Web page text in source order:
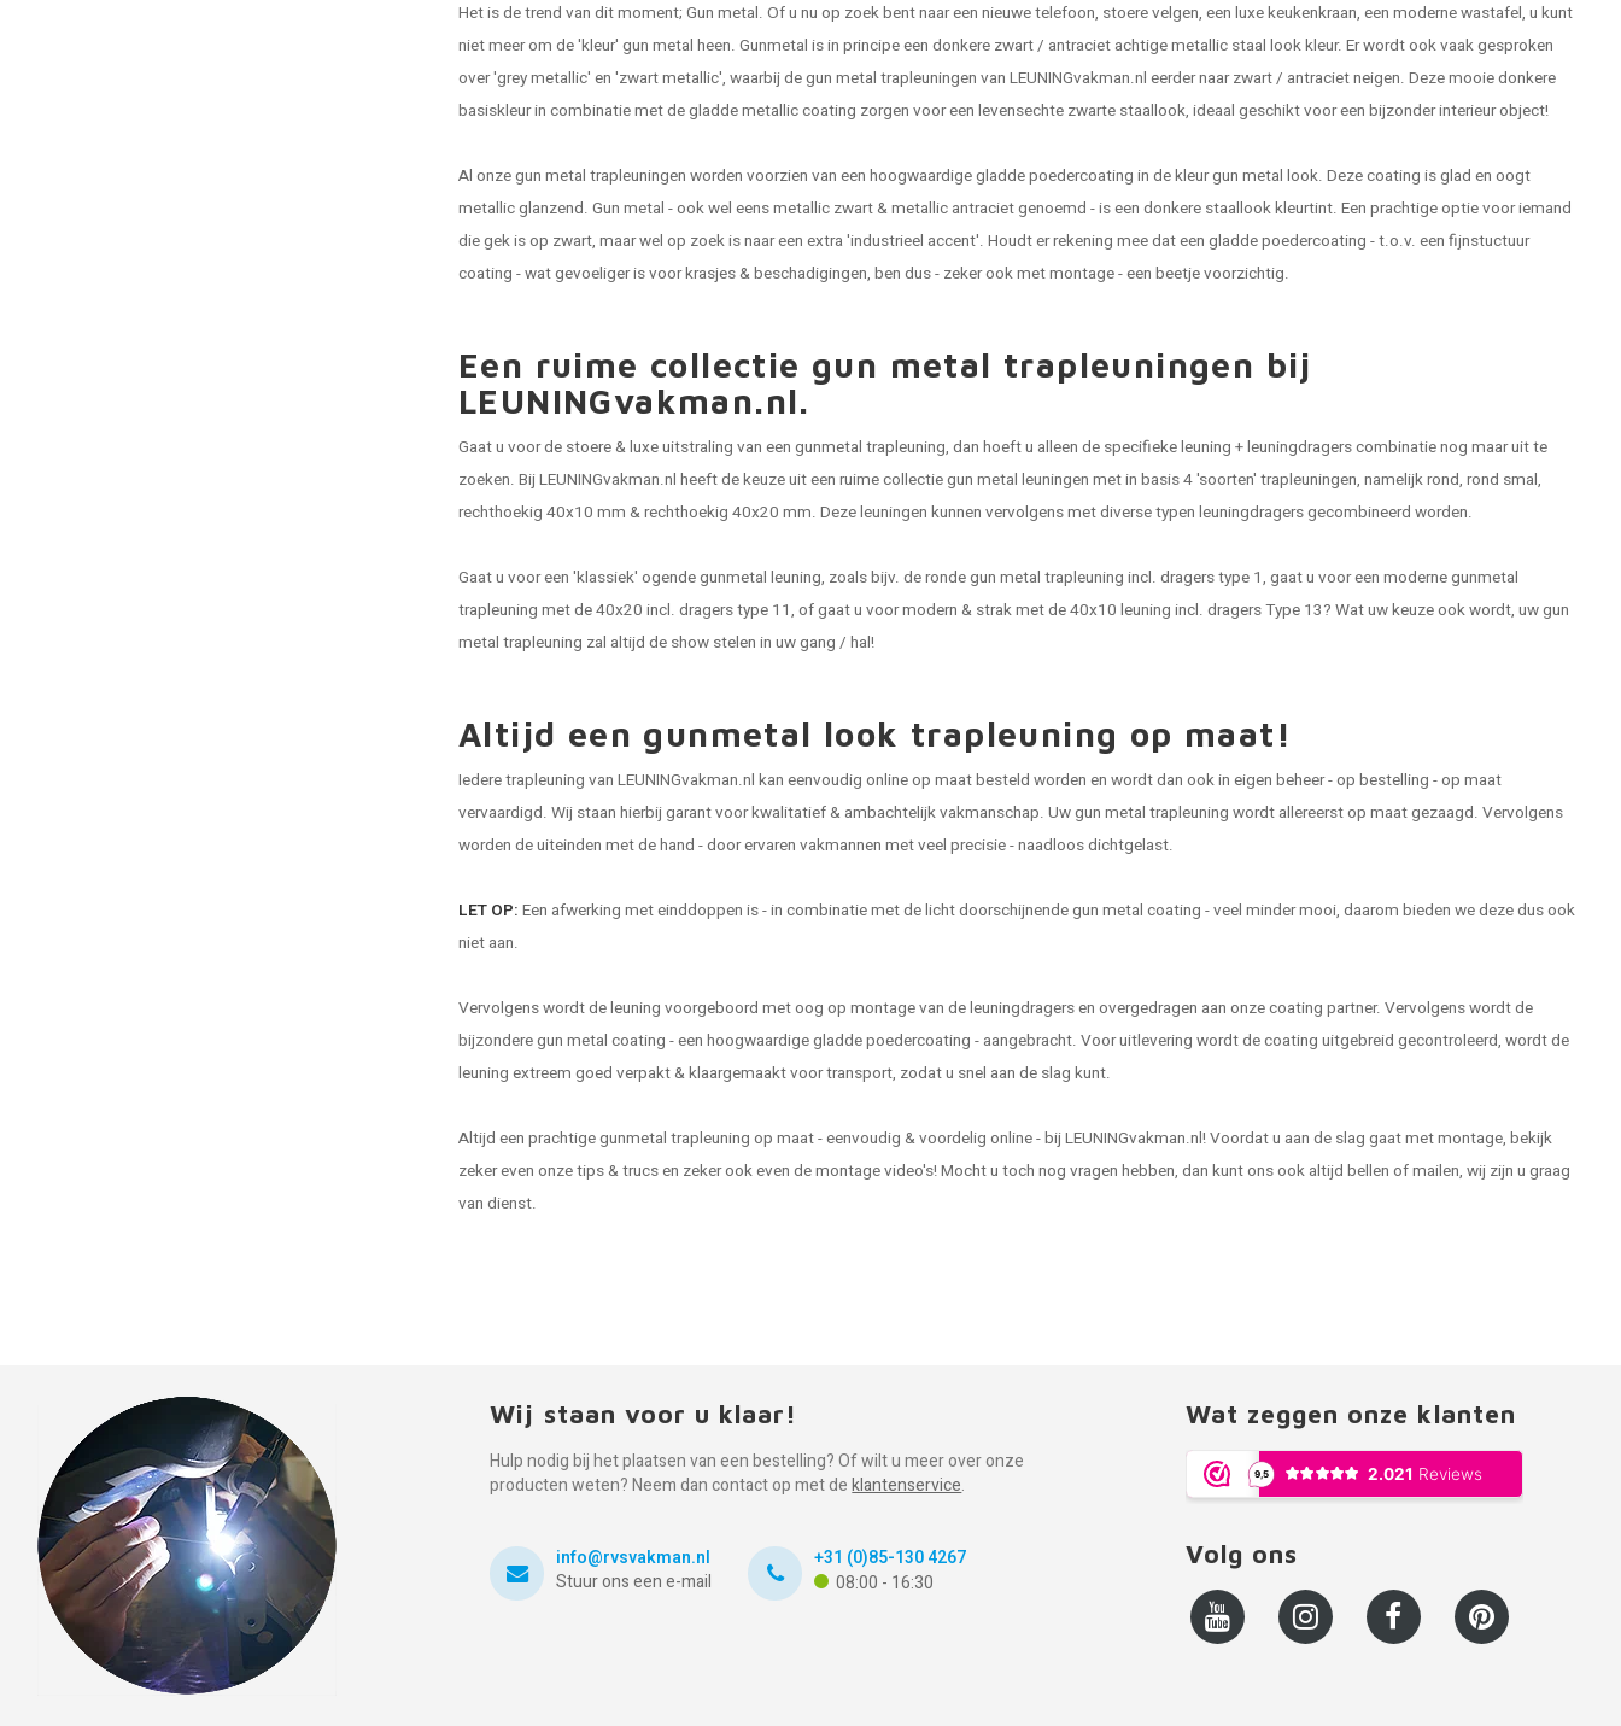
Het is de trend van dit moment; Gun metal. Of u nu op zoek bent naar een nieuwe telefoon, stoere velgen, een luxe keukenkraan, een moderne wastafel, u kunt
niet meer om de 'kleur' gun metal heen. Gunmetal is in principe een donkere zwart / antraciet achtige metallic staal look kleur. Er wordt ook vaak gesproken
over 'grey metallic' en 'zwart metallic', waarbij de gun metal trapleuningen van LEUNINGvakman.nl eerder naar zwart / antraciet neigen. Deze mooie donkere
basiskleur in combinatie met de gladde metallic coating zorgen voor een levensechte zwarte staallook, ideaal geschikt voor een bijzonder interieur object!
Al onze gun metal trapleuningen worden voorzien van een hoogwaardige gladde poedercoating in de kleur gun metal look. Deze coating is glad en oogt
metallic glanzend. Gun metal - ook wel eens metallic zwart & metallic antraciet genoemd - is een donkere staallook kleurtint. Een prachtige optie voor iemand
die gek is op zwart, maar wel op zoek is naar een extra 'industrieel accent'. Houdt er rekening mee dat een gladde poedercoating - t.o.v. een fijnstuctuur
coating - wat gevoeliger is voor krasjes & beschadigingen, ben dus - zeker ook met montage - een beetje voorzichtig.
Een ruime collectie gun metal trapleuningen bij
LEUNINGvakman.nl.
Gaat u voor de stoere & luxe uitstraling van een gunmetal trapleuning, dan hoeft u alleen de specifieke leuning + leuningdragers combinatie nog maar uit te
zoeken. Bij LEUNINGvakman.nl heeft de keuze uit een ruime collectie gun metal leuningen met in basis 4 'soorten' trapleuningen, namelijk rond, rond smal,
rechthoekig 40x10 mm & rechthoekig 40x20 mm. Deze leuningen kunnen vervolgens met diverse typen leuningdragers gecombineerd worden.
Gaat u voor een 'klassiek' ogende gunmetal leuning, zoals bijv. de ronde gun metal trapleuning incl. dragers type 1, gaat u voor een moderne gunmetal
trapleuning met de 40x20 incl. dragers type 11, of gaat u voor modern & strak met de 40x10 leuning incl. dragers Type 13? Wat uw keuze ook wordt, uw gun
metal trapleuning zal altijd de show stelen in uw gang / hal!
Altijd een gunmetal look trapleuning op maat!
Iedere trapleuning van LEUNINGvakman.nl kan eenvoudig online op maat besteld worden en wordt dan ook in eigen beheer - op bestelling - op maat
vervaardigd. Wij staan hierbij garant voor kwalitatief & ambachtelijk vakmanschap. Uw gun metal trapleuning wordt allereerst op maat gezaagd. Vervolgens
worden de uiteinden met de hand - door ervaren vakmannen met veel precisie - naadloos dichtgelast.
LET OP: Een afwerking met einddoppen is - in combinatie met de licht doorschijnende gun metal coating - veel minder mooi, daarom bieden we deze dus ook
niet aan.
Vervolgens wordt de leuning voorgeboord met oog op montage van de leuningdragers en overgedragen aan onze coating partner. Vervolgens wordt de
bijzondere gun metal coating - een hoogwaardige gladde poedercoating - aangebracht. Voor uitlevering wordt de coating uitgebreid gecontroleerd, wordt de
leuning extreem goed verpakt & klaargemaakt voor transport, zodat u snel aan de slag kunt.
Altijd een prachtige gunmetal trapleuning op maat - eenvoudig & voordelig online - bij LEUNINGvakman.nl! Voordat u aan de slag gaat met montage, bekijk
zeker even onze tips & trucs en zeker ook even de montage video's! Mocht u toch nog vragen hebben, dan kunt ons ook altijd bellen of mailen, wij zijn u graag
van dienst.
Wij staan voor u klaar!
Hulp nodig bij het plaatsen van een bestelling? Of wilt u meer over onze
producten weten? Neem dan contact op met deklantenservice.
info@rvsvakman.nl
Stuur ons een e-mail
+31 (0)85-130 4267
08:00 - 16:30
Wat zeggen onze klanten
Volg ons